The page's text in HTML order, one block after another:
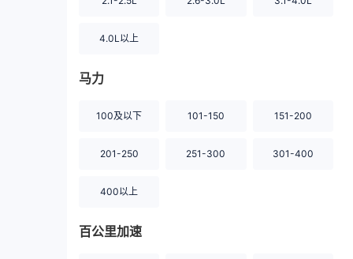
4.0L以上
马力
100及以下 101-150 151-200
201-250 251-300 301-400
400以上
百公里加速